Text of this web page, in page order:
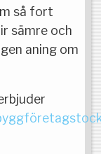
så fort
sämre och
aning om